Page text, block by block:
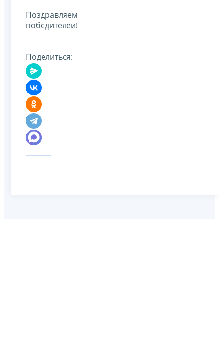
Поздравляем
победителей!
Поделиться: